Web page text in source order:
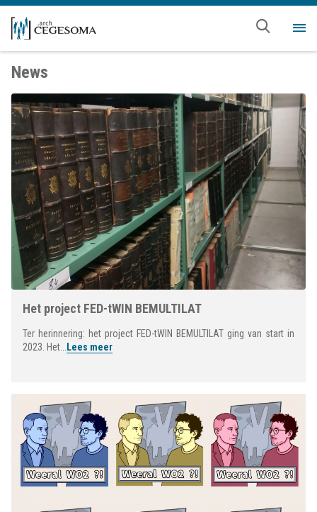
Overslaan en naar de inhoud gaan
News
Het project FED-tWIN BEMULTILAT
Ter herinnering: het project FED-tWIN BEMULTILAT ging van start in
2023. Het... Lees meer